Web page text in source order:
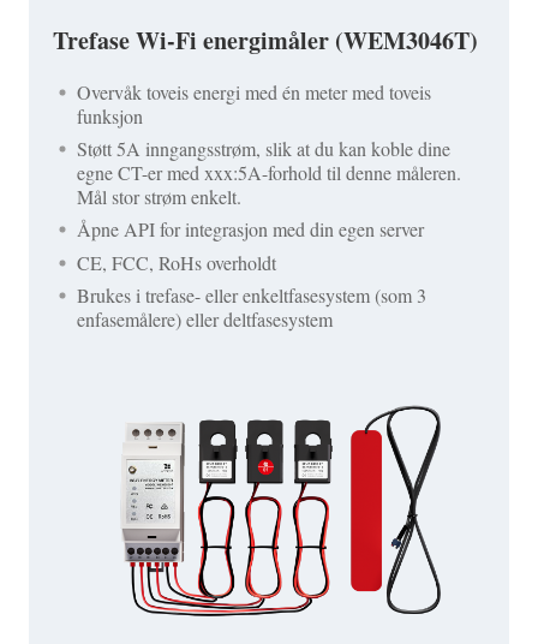
Trefase Wi-Fi energimåler (WEM3046T)
Overvåk toveis energi med én meter med toveis
funksjon
Støtt 5A inngangsstrøm, slik at du kan koble dine
egne CT-er med xxx:5A-forhold til denne måleren.
Mål stor strøm enkelt.
Åpne API for integrasjon med din egen server
CE, FCC, RoHs overholdt
Brukes i trefase- eller enkeltfasesystem (som 3
enfasemålere) eller deltfasesystem